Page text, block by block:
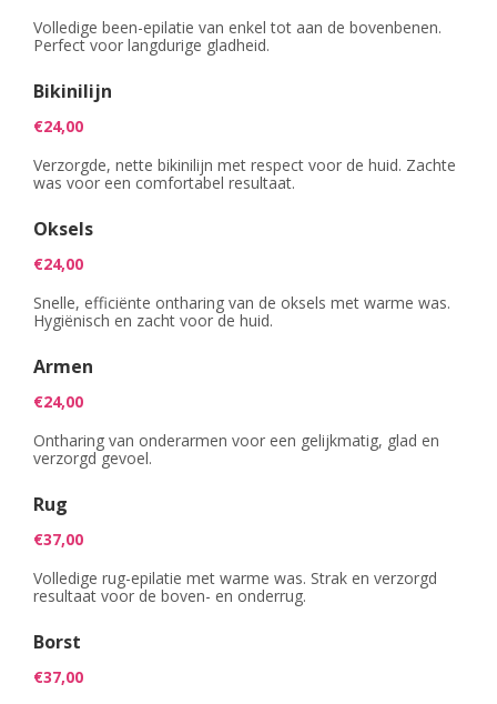
Volledige been-epilatie van enkel tot aan de bovenbenen.
Perfect voor langdurige gladheid.
Bikinilijn
€24,00
Verzorgde, nette bikinilijn met respect voor de huid. Zachte
was voor een comfortabel resultaat.
Oksels
€24,00
Snelle, efficiënte ontharing van de oksels met warme was.
Hygiënisch en zacht voor de huid.
Armen
€24,00
Ontharing van onderarmen voor een gelijkmatig, glad en
verzorgd gevoel.
Rug
€37,00
Volledige rug-epilatie met warme was. Strak en verzorgd
resultaat voor de boven- en onderrug.
Borst
€37,00